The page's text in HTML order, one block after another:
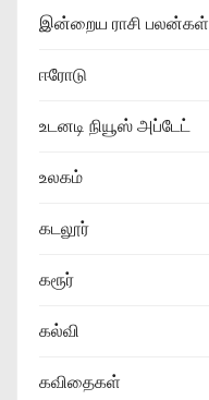
இன்றைய ராசி பலன்கள்
ஈரோடு
உடனடி நியூஸ் அப்டேட்
உலகம்
கடலூர்
கரூர்
கல்வி
கவிதைகள்